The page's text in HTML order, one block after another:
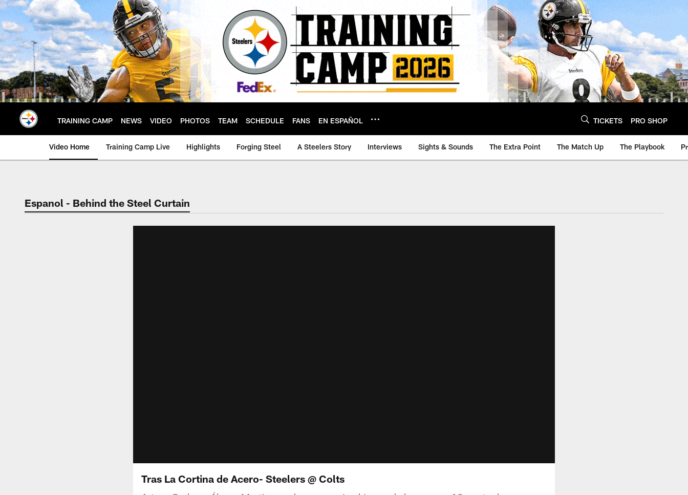
Skip
to
main
content
TRAINING CAMP NEWS VIDEO PHOTOS TEAM SCHEDULE FANS EN ESPAÑOL TICKETS PRO SHOP
Video Home Training Camp Live Highlights Forging Steel A Steelers Story Interviews Sights & Sounds The Extra Point The Match Up The Playbook
Espanol - Behind the Steel Curtain
Tras La Cortina de Acero- Steelers @ Colts